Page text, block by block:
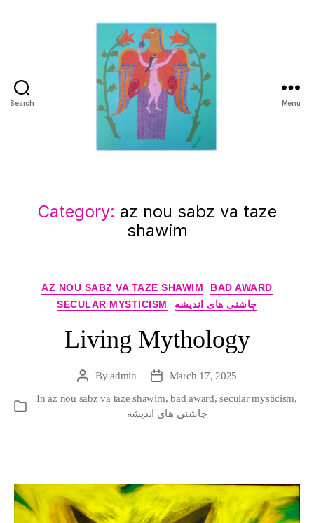
Search Menu
Category: az nou sabz va taze
shawim
Categories
AZ NOU SABZ VA TAZE SHAWIM
BAD AWARD
SECULAR MYSTICISM
چاشنی های اندیشه
Living Mythology
PostByadmin
PostMarch 17, 2025
Inaz nou sabz va taze shawim,bad award,secular mysticism,
چاشنی های اندیشه